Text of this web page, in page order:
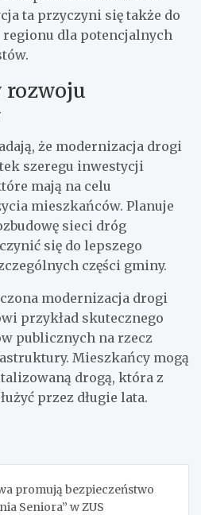
ta przyczyni się także do
dla potencjalnych
rozwoju
że modernizacja drogi
szeregu inwestycji
mają na celu
mieszkańców. Planuje
sieci dróg
się do lepszego
części gminy.
modernizacja drogi
przykład skutecznego
publicznych na rzecz
Mieszkańcy mogą
drogą, która z
przez długie lata.
promują bezpieczeństwo
Seniora” w ZUS